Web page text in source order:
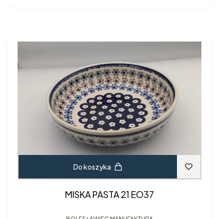
Do koszyka
MISKA PASTA 21 EO37